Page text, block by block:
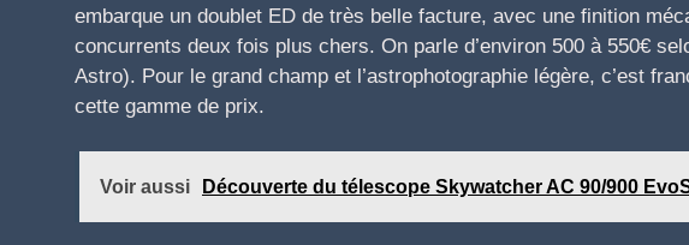
embarque un doublet ED de très belle facture, avec une finition
concurrents deux fois plus chers. On parle d’environ 500 à 550€
Astro). Pour le grand champ et l’astrophotographie légère, c’est
cette gamme de prix.
Voir aussi Découverte du télescope Skywatcher AC 90/900